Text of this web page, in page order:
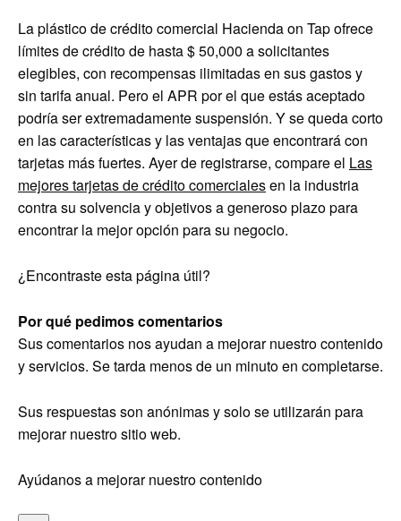
La plástico de crédito comercial Hacienda on Tap ofrece
límites de crédito de hasta $ 50,000 a solicitantes
elegibles, con recompensas ilimitadas en sus gastos y
sin tarifa anual. Pero el APR por el que estás aceptado
podría ser extremadamente suspensión. Y se queda corto
en las características y las ventajas que encontrará con
tarjetas más fuertes. Ayer de registrarse, compare el Las
mejores tarjetas de crédito comercialesen la industria
contra su solvencia y objetivos a generoso plazo para
encontrar la mejor opción para su negocio.
¿Encontraste esta página útil?
Por qué pedimos comentarios
Sus comentarios nos ayudan a mejorar nuestro contenido
y servicios. Se tarda menos de un minuto en completarse.
Sus respuestas son anónimas y solo se utilizarán para
mejorar nuestro sitio web.
Ayúdanos a mejorar nuestro contenido